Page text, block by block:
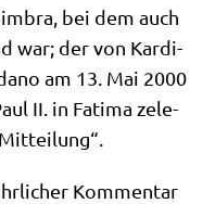
bei dem auch
war; der von Kar­di­
am 13. Mai 2000
II. in Fati­ma zele­
Kom­men­tar